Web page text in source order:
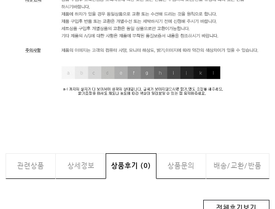
관련상품 상세정보 상품후기 (0) 상품문의 배송/교환/반품